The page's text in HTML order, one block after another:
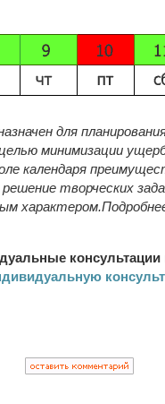
для
минимизации
календаря
решение творческих